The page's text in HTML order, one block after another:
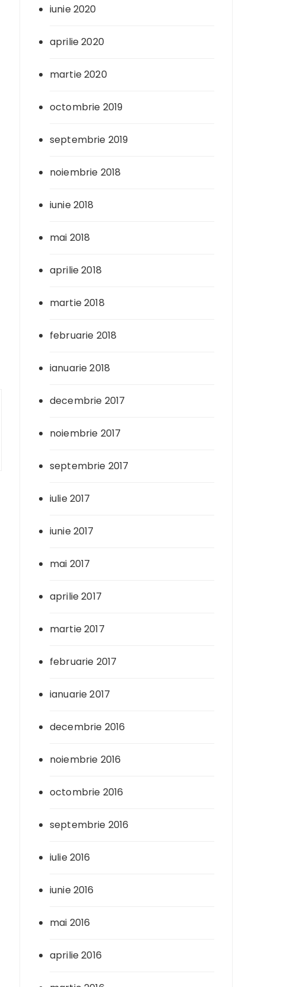
iunie 2020
aprilie 2020
martie 2020
octombrie 2019
septembrie 2019
noiembrie 2018
iunie 2018
mai 2018
aprilie 2018
martie 2018
februarie 2018
ianuarie 2018
decembrie 2017
noiembrie 2017
septembrie 2017
iulie 2017
iunie 2017
mai 2017
aprilie 2017
martie 2017
februarie 2017
ianuarie 2017
decembrie 2016
noiembrie 2016
octombrie 2016
septembrie 2016
iulie 2016
iunie 2016
mai 2016
aprilie 2016